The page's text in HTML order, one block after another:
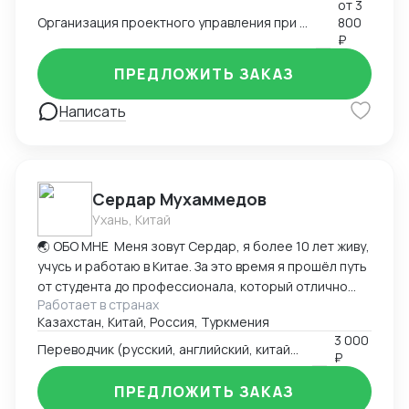
Организация маркетинговых исследований
сопровождение).
Организация проектного управления при проработке зарубежных рынков сбыта
от 3
800
₽
Написать
ПРЕДЛОЖИТЬ ЗАКАЗ
Сердар Мухаммедов
Ухань, Китай
🌏 ОБО МНЕ Меня зовут Сердар, я более 10 лет живу,
учусь и работаю в Китае. За это время я прошёл путь
от студента до профессионала, который отлично
ориентируется в китайском рынке, знает, как
работают фабрики, логистика и бизнес-процессы
изнутри. ⠀ Свободно владею четырьмя языками: 🇷🇺
Русский | 🇨🇳 Китайский | 🇬🇧 Английский | 🇹🇲
Туркменский ⠀ Я помогаю людям и компаниям
Работает в странах
Казахстан, Китай, Россия, Туркмения
3 000
₽
ПРЕДЛОЖИТЬ ЗАКАЗ